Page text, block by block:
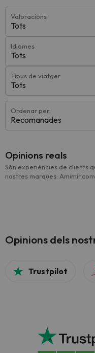
Valoracions
Tots
Idiomes
Tots
Tipus de viatger
Tots
Ordenar per:
Recomanades
Opinions reals
Són experiències de clients
nostres marques:
Opinions dels
Trustpilot